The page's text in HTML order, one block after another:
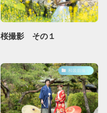
桜撮影 その１
和装前撮り